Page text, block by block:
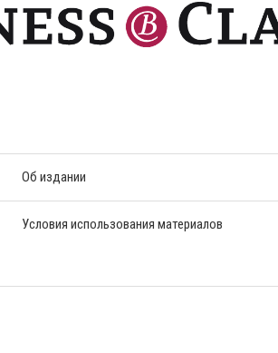
Об издании
Условия использования материалов